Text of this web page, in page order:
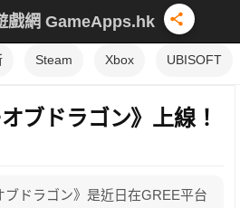
戲網 GameApps.hk
Steam Xbox UBISOFT
ブドラゴン》上線！
ブドラゴン》是近日在GREE平台